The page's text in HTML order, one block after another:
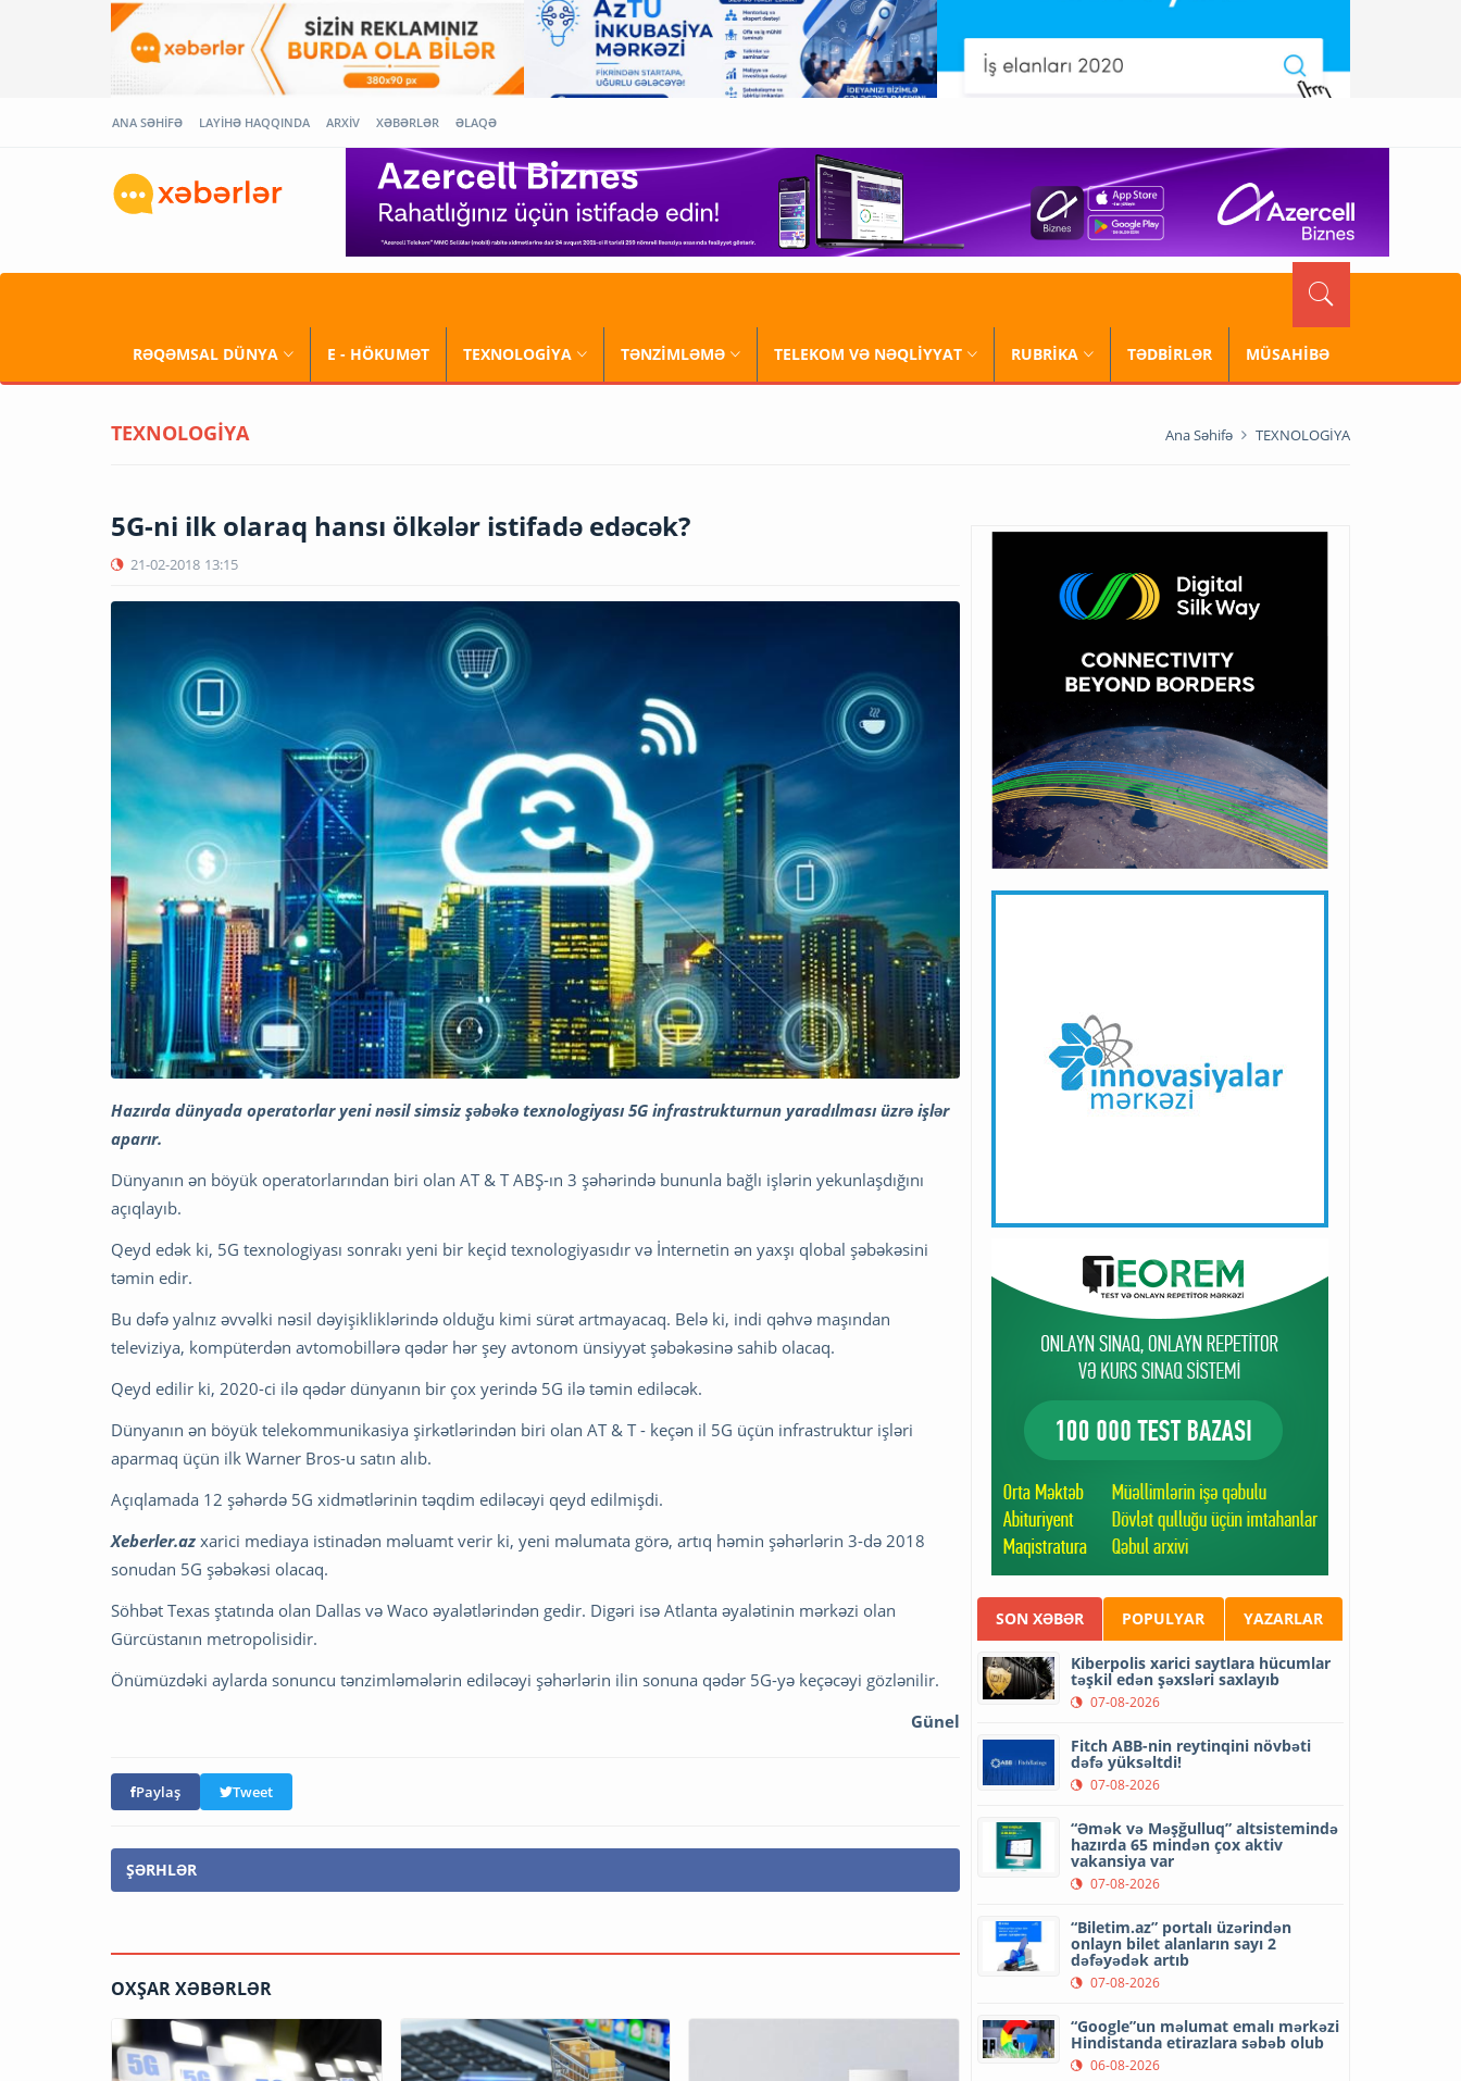
ANA SƏHİFƏ LAYİHƏ HAQQINDA ARXİV XƏBƏRLƏR ƏLAQƏ
RƏQƏMSAL DÜNYA E - HÖKUMƏT TEXNOLOGİYA TƏNZİMLƏMƏ TELEKOM VƏ NƏQLİYYAT RUBRİKA TƏDBİRLƏR MÜSAHİBƏ
TEXNOLOGİYA Ana Səhifə TEXNOLOGİYA
5G-ni ilk olaraq hansı ölkələr istifadə edəcək?
21-02-2018 13:15
Hazırda dünyada operatorlar yeni nəsil simsiz şəbəkə texnologiyası 5G infrastrukturnun yaradılması üzrə işlər
aparır.
Dünyanın ən böyük operatorlarından biri olan AT & T ABŞ-ın 3 şəhərində bununla bağlı işlərin yekunlaşdığını
açıqlayıb.
Qeyd edək ki, 5G texnologiyası sonrakı yeni bir keçid texnologiyasıdır və İnternetin ən yaxşı qlobal şəbəkəsini
təmin edir.
Bu dəfə yalnız əvvəlki nəsil dəyişikliklərində olduğu kimi sürət artmayacaq. Belə ki, indi qəhvə maşından
televiziya, kompüterdən avtomobillərə qədər hər şey avtonom ünsiyyət şəbəkəsinə sahib olacaq.
Qeyd edilir ki, 2020-ci ilə qədər dünyanın bir çox yerində 5G ilə təmin ediləcək.
Dünyanın ən böyük telekommunikasiya şirkətlərindən biri olan AT & T - keçən il 5G üçün infrastruktur işləri
aparmaq üçün ilk Warner Bros-u satın alıb.
Açıqlamada 12 şəhərdə 5G xidmətlərinin təqdim ediləcəyi qeyd edilmişdi.
Xeberler.az xarici mediaya istinadən məluamt verir ki, yeni məlumata görə, artıq həmin şəhərlərin 3-də 2018
sonudan 5G şəbəkəsi olacaq.
Söhbət Texas ştatında olan Dallas və Waco əyalətlərindən gedir. Digəri isə Atlanta əyalətinin mərkəzi olan
Gürcüstanın metropolisidir.
Önümüzdəki aylarda sonuncu tənzimləmələrin ediləcəyi şəhərlərin ilin sonuna qədər 5G-yə keçəcəyi gözlənilir.
Günel
Paylaş Tweet
ŞƏRHLƏR
OXŞAR XƏBƏRLƏR
SON XƏBƏR POPULYAR YAZARLAR
Kiberpolis xarici saytlara hücumlar
təşkil edən şəxsləri saxlayıb
07-08-2026
Fitch ABB-nin reytinqini növbəti
dəfə yüksəltdi!
07-08-2026
“Əmək və Məşğulluq” altsistemində
hazırda 65 mindən çox aktiv
vakansiya var
07-08-2026
“Biletim.az” portalı üzərindən
onlayn bilet alanların sayı 2
dəfəyədək artıb
07-08-2026
“Google”un məlumat emalı mərkəzi
Hindistanda etirazlara səbəb olub
06-08-2026